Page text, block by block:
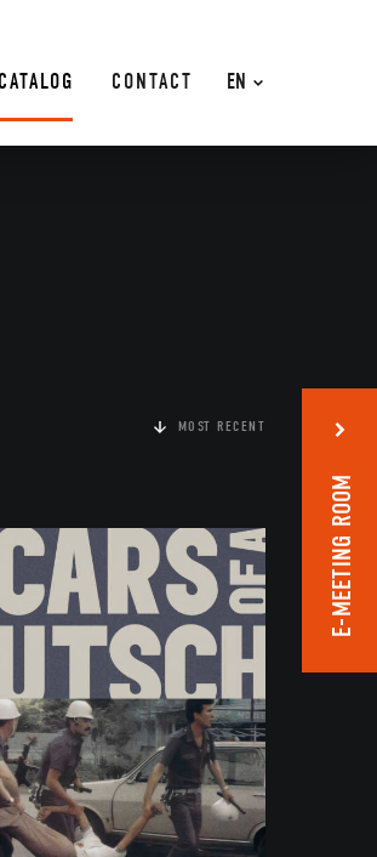
EN
CATALOG CONTACT
MOST RECENT
E-MEETING ROOM